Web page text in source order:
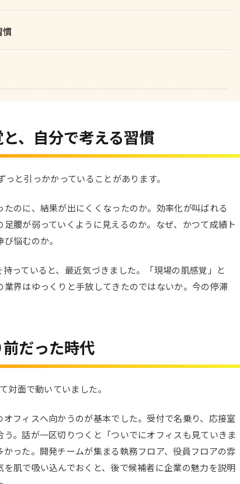
慣
、自分で考える習慣
と引っかかっていることがあります。
のに、結果が出にくくなったのか。効率化が叫ばれる
腰が弱っていくように見えるのか。なぜ、かつて成績ト
悩むのか。
っていると、最近気づきました。「現場の肌感覚」と
業界はゆっくりと手放してきたのではないか。今の停滞
前だった時代
対面で動いていました。
フィスへ向かうのが基本でした。受付で名乗り、応接室
。話が一区切りつくと「ついでにオフィスも見ていきま
った。開発チームが集まる執務フロア、役員フロアの雰
肌で吸い込んでおくと、後で候補者に企業の魅力を説明